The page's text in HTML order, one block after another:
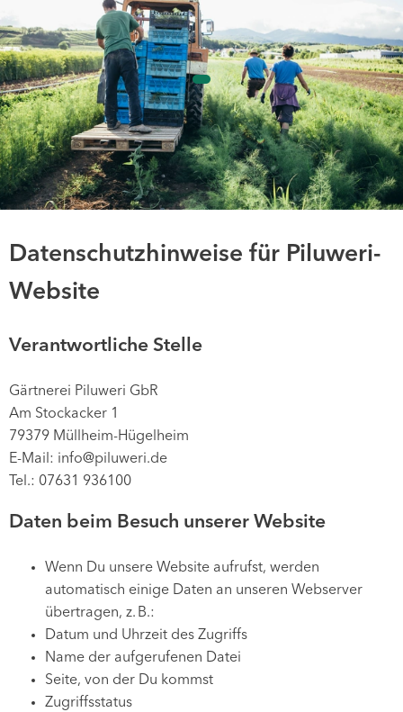
Hofverkauf
Firmenkunden
Mitmachen
Datenschutzhinweise für Piluweri-
Website
Verantwortliche Stelle
Gärtnerei Piluweri GbR
Am Stockacker 1
79379 Müllheim-Hügelheim
E-Mail: info@piluweri.de
Tel.: 07631 936100
Daten beim Besuch unserer Website
Wenn Du unsere Website aufrufst, werden
automatisch einige Daten an unseren Webserver
übertragen, z. B.:
Datum und Uhrzeit des Zugriffs
Name der aufgerufenen Datei
Seite, von der Du kommst
Zugriffsstatus